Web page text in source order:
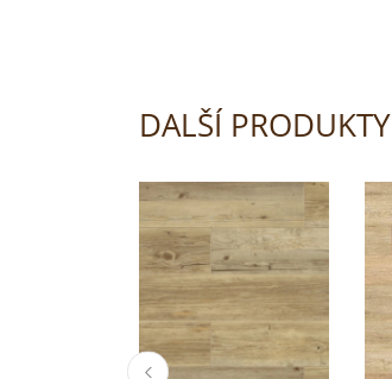
DALŠÍ PRODUKTY